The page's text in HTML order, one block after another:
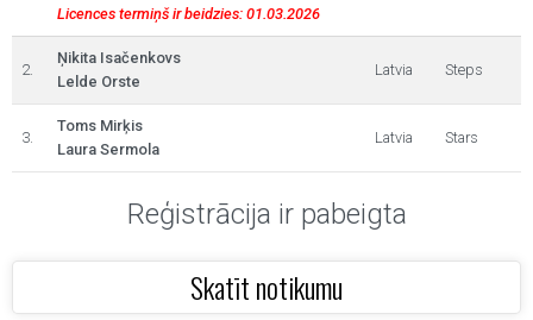
Licences termiņš ir beidzies: 01.03.2026
2.
Ņikita Isačenkovs
Lelde Orste
Latvia Steps
3.
Toms Mirķis
Laura Sermola
Latvia Stars
Reģistrācija ir pabeigta
Skatīt notikumu